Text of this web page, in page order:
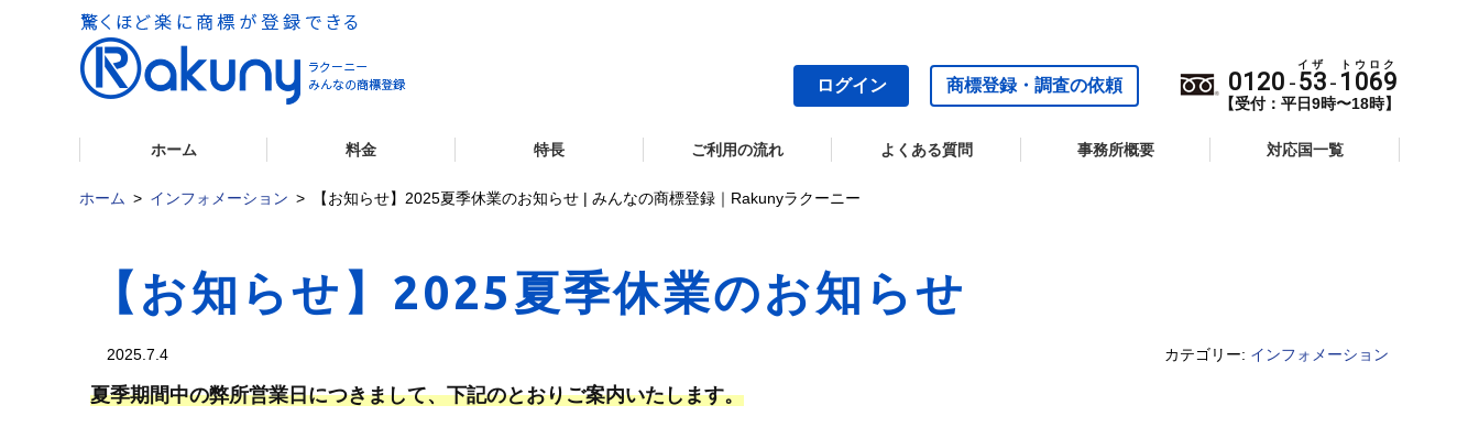
ログイン 商標登録・調査の依頼 0120 -53- 1069
【受付：平日9時〜18時】
ホーム 料金 特長 ご利用の流れ よくある質問 事務所概要 対応国一覧
ホーム インフォメーション 【お知らせ】2025夏季休業のお知らせ | みんなの商標登録｜Rakunyラクーニー
【お知らせ】2025夏季休業のお知らせ
2025.7.4 カテゴリー: インフォメーション
夏季期間中の弊所営業日につきまして、下記のとおりご案内いたします。